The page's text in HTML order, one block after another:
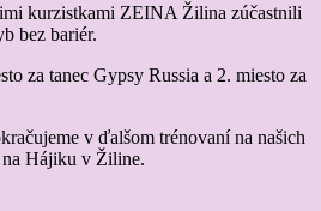
kurzistkami ZEINA Žilina zúčastnili
bez bariér.
za tanec Gypsy Russia a 2. miesto za
v ďalšom trénovaní na našich
na Hájiku v Žiline.